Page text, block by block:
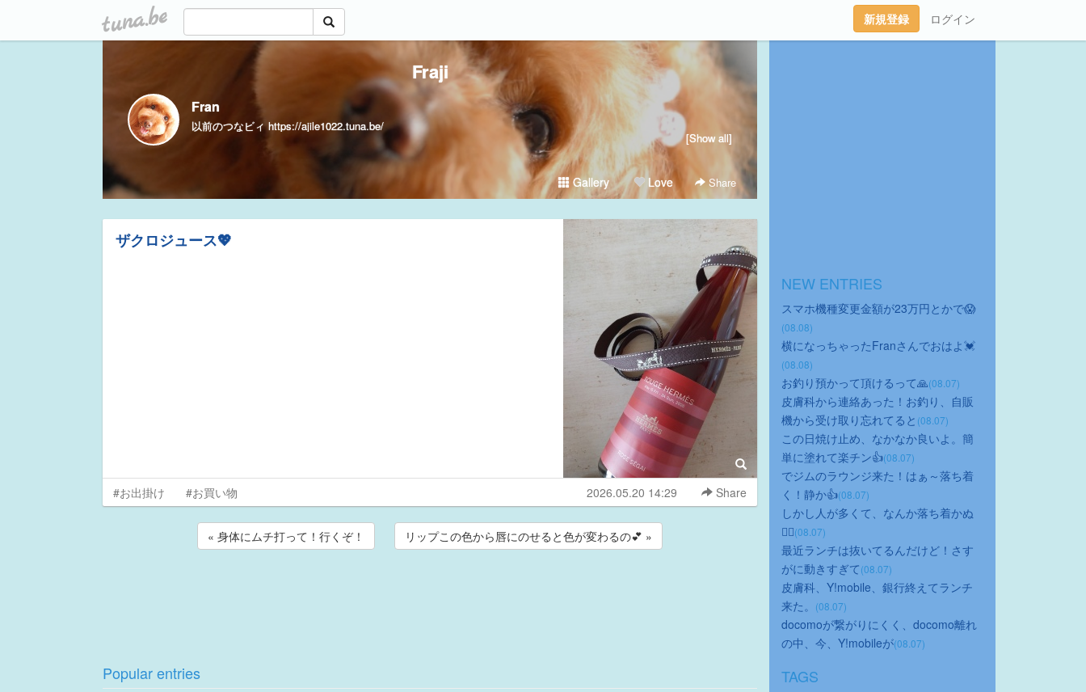
tuna.be 新規登録 ログイン
Fraji
Fran
以前のつなビィ https://ajile1022.tuna.be/
[Show all]
Gallery Love Share
ザクロジュース💖
#お出掛け #お買い物 2026.05.20 14:29 Share
« 身体にムチ打って！行くぞ！ リップこの色から唇にのせると色が変わるの💕 »
Popular entries
NEW ENTRIES
スマホ機種変更金額が23万円とかで😱
(08.08)
横になっちゃったFranさんでおはよ💓
(08.08)
お釣り預かって頂けるって🙏(08.07)
皮膚科から連絡あった！お釣り、自販
機から受け取り忘れてると (08.07)
この日焼け止め、なかなか良いよ。簡
単に塗れて楽チン👍(08.07)
でジムのラウンジ来た！はぁ～落ち着
く！静か👍(08.07)
しかし人が多くて、なんか落ち着かぬ
😮‍💨(08.07)
最近ランチは抜いてるんだけど！さす
がに動きすぎて(08.07)
皮膚科、Y!mobile、銀行終えてランチ
来た。 (08.07)
docomoが繋がりにくく、docomo離れ
の中、今、Y!mobileが(08.07)
TAGS